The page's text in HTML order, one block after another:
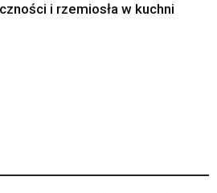
i rzemiosła w kuchni